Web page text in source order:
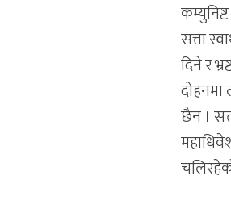
सत्ता
दिने र
छैन ।